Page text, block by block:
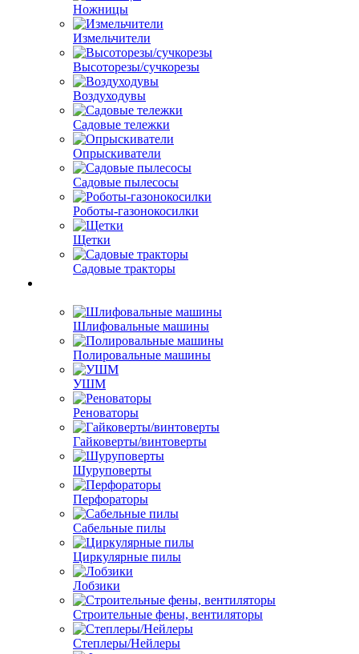
Ножницы
Измельчители
Высоторезы/сучкорезы
Воздуходувы
Садовые тележки
Опрыскиватели
Садовые пылесосы
Роботы-газонокосилки
Щетки
Садовые тракторы
Шлифовальные машины
Полировальные машины
УШМ
Реноваторы
Гайковерты/винтоверты
Шуруповерты
Перфораторы
Сабельные пилы
Циркулярные пилы
Лобзики
Строительные фены, вентиляторы
Степлеры/Нейлеры